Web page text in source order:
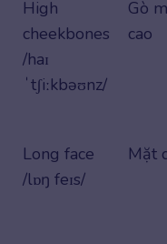
High
cheekbones
/haɪ
ˈtʃiːkbəʊnz/
Gò
cao
Long face
/lɒŋ feɪs/
Mặt